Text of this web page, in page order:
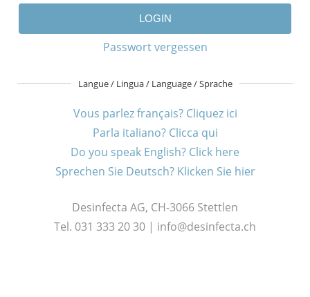
LOGIN
Passwort vergessen
Langue / Lingua / Language / Sprache
Vous parlez français? Cliquez ici
Parla italiano? Clicca qui
Do you speak English? Click here
Sprechen Sie Deutsch? Klicken Sie hier
Desinfecta AG, CH-3066 Stettlen
Tel. 031 333 20 30 | info@desinfecta.ch